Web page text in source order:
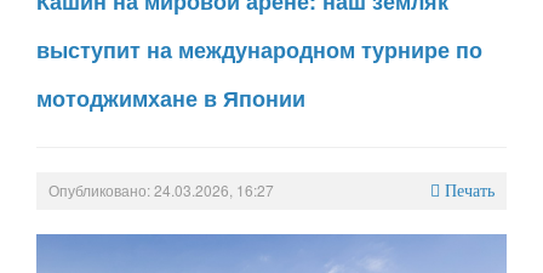
выступит на международном турнире по
мотоджимхане в Японии
Опубликовано: 24.03.2026, 16:27 Печать